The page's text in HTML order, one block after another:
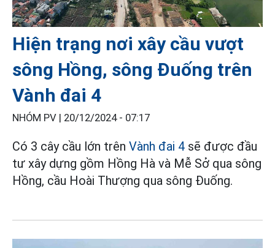
Hiện trạng nơi xây cầu vượt
sông Hồng, sông Đuống trên
Vành đai 4
NHÓM PV | 20/12/2024 - 07:17
Có 3 cây cầu lớn trên Vành đai 4 sẽ được đầu
tư xây dựng gồm Hồng Hà và Mễ Sở qua sông
Hồng, cầu Hoài Thượng qua sông Đuống.